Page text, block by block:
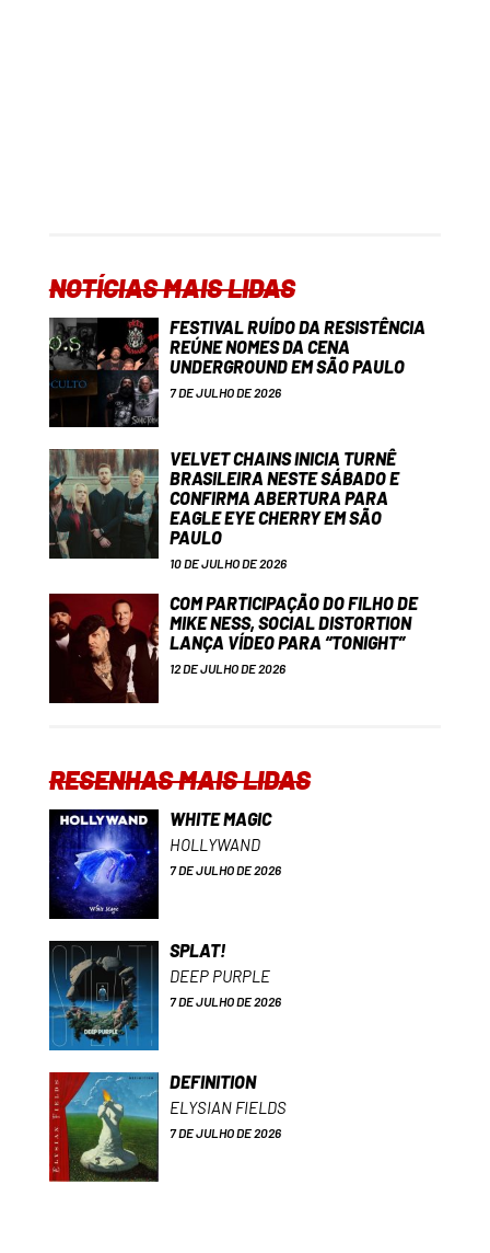
NOTÍCIAS MAIS LIDAS
FESTIVAL RUÍDO DA RESISTÊNCIA
REÚNE NOMES DA CENA
UNDERGROUND EM SÃO PAULO
7 DE JULHO DE 2026
VELVET CHAINS INICIA TURNÊ
BRASILEIRA NESTE SÁBADO E
CONFIRMA ABERTURA PARA
EAGLE EYE CHERRY EM SÃO
PAULO
10 DE JULHO DE 2026
COM PARTICIPAÇÃO DO FILHO DE
MIKE NESS, SOCIAL DISTORTION
LANÇA VÍDEO PARA “TONIGHT”
12 DE JULHO DE 2026
RESENHAS MAIS LIDAS
WHITE MAGIC
HOLLYWAND
7 DE JULHO DE 2026
SPLAT!
DEEP PURPLE
7 DE JULHO DE 2026
DEFINITION
ELYSIAN FIELDS
7 DE JULHO DE 2026